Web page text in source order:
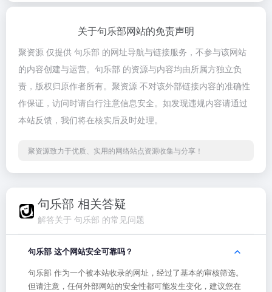
关于句乐部网站的免责声明
聚资源 仅提供 句乐部 的网址导航与链接服务，不参与该网站
的内容创建与运营。句乐部 的资源与内容均由所属方独立负
责，版权归原作者所有。聚资源 不对该外部链接内容的准确性
作保证，访问时请自行注意信息安全。如发现违规内容请通过
本站反馈，我们将在核实后及时处理。
聚资源致力于优质、实用的网络站点资源收集与分享！
句乐部 相关答疑
解答关于 句乐部 的常见问题
句乐部 这个网站安全可靠吗？
句乐部 作为一个被本站收录的网址，经过了基本的审核筛选。
但请注意，任何外部网站的安全性都可能发生变化，建议您在